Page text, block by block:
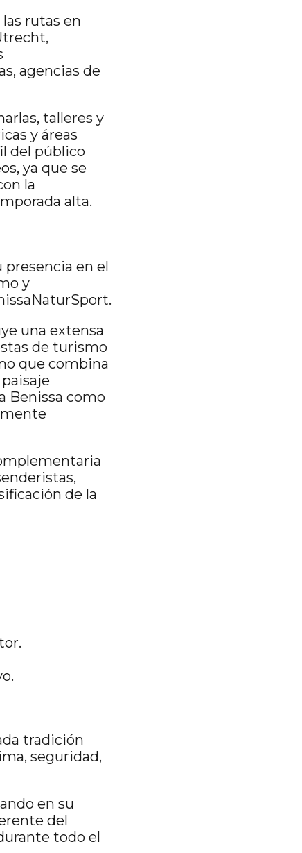
rutas en
agencias de
talleres y
y áreas
del público
ya que se
la
alta.
presencia en el
y
una extensa
de turismo
que combina
Benissa como
de la
tradición
seguridad,
en su
del
todo el